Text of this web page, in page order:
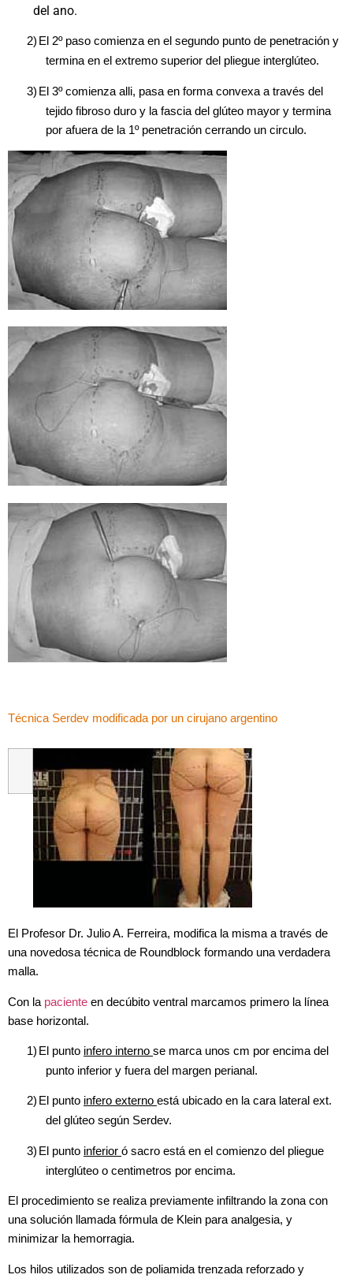
del ano.
2) El 2º paso comienza en el segundo punto de penetración y
termina en el extremo superior del pliegue interglúteo.
3) El 3º comienza alli, pasa en forma convexa a través del
tejido fibroso duro y la fascia del glúteo mayor y termina
por afuera de la 1º penetración cerrando un circulo.
Técnica Serdev modificada por un cirujano argentino
El Profesor Dr. Julio A. Ferreira, modifica la misma a través de
una novedosa técnica de Roundblock formando una verdadera
malla.
Con la paciente en decúbito ventral marcamos primero la línea
base horizontal.
1) El punto infero interno se marca unos cm por encima del
punto inferior y fuera del margen perianal.
2) El punto infero externo está ubicado en la cara lateral ext.
del glúteo según Serdev.
3) El punto inferior ó sacro está en el comienzo del pliegue
interglúteo o centimetros por encima.
El procedimiento se realiza previamente infiltrando la zona con
una solución llamada fórmula de Klein para analgesia, y
minimizar la hemorragia.
Los hilos utilizados son de poliamida trenzada reforzado y